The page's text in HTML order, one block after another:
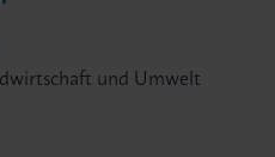
und Umwelt